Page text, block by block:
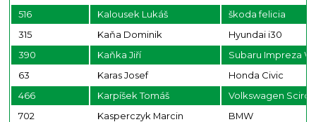
516
Kalousek Lukáš
škoda felicia
315
Kaňa Dominik
Hyundai i30
390
Kaňka Jiří
Subaru Impreza
63
Karas Josef
Honda Civic
466
Karpíšek Tomáš
Volkswagen
702
Kasperczyk Marcin
BMW